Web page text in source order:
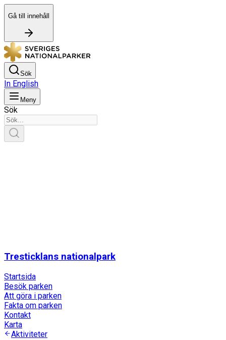
Gå till innehåll
Sök
In English
Meny
Sök
Tresticklans nationalpark
Startsida
Besök parken
Att göra i parken
Fakta om parken
Kontakt
Karta
Aktiviteter